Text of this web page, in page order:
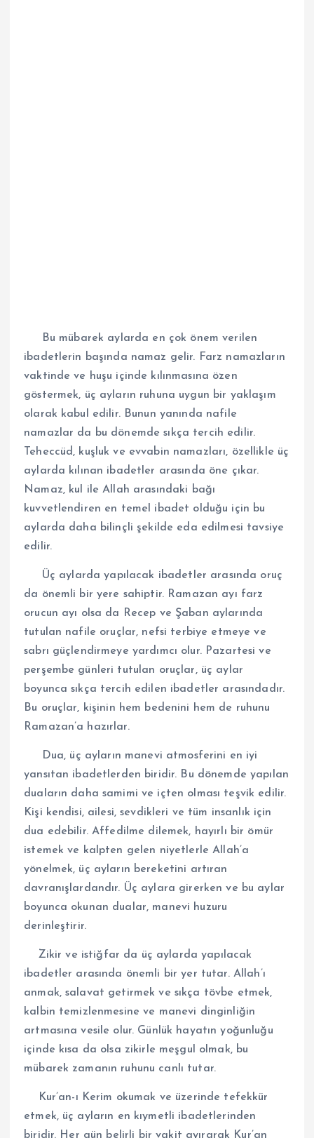
Bu mübarek aylarda en çok önem verilen
ibadetlerin başında namaz gelir. Farz namazların
vaktinde ve huşu içinde kılınmasına özen
göstermek, üç ayların ruhuna uygun bir yaklaşım
olarak kabul edilir. Bunun yanında nafile
namazlar da bu dönemde sıkça tercih edilir.
Teheccüd, kuşluk ve evvabin namazları, özellikle üç
aylarda kılınan ibadetler arasında öne çıkar.
Namaz, kul ile Allah arasındaki bağı
kuvvetlendiren en temel ibadet olduğu için bu
aylarda daha bilinçli şekilde eda edilmesi tavsiye
edilir.
Üç aylarda yapılacak ibadetler arasında oruç
da önemli bir yere sahiptir. Ramazan ayı farz
orucun ayı olsa da Recep ve Şaban aylarında
tutulan nafile oruçlar, nefsi terbiye etmeye ve
sabrı güçlendirmeye yardımcı olur. Pazartesi ve
perşembe günleri tutulan oruçlar, üç aylar
boyunca sıkça tercih edilen ibadetler arasındadır.
Bu oruçlar, kişinin hem bedenini hem de ruhunu
Ramazan’a hazırlar.
Dua, üç ayların manevi atmosferini en iyi
yansıtan ibadetlerden biridir. Bu dönemde yapılan
duaların daha samimi ve içten olması teşvik edilir.
Kişi kendisi, ailesi, sevdikleri ve tüm insanlık için
dua edebilir. Affedilme dilemek, hayırlı bir ömür
istemek ve kalpten gelen niyetlerle Allah’a
yönelmek, üç ayların bereketini artıran
davranışlardandır. Üç aylara girerken ve bu aylar
boyunca okunan dualar, manevi huzuru
derinleştirir.
Zikir ve istiğfar da üç aylarda yapılacak
ibadetler arasında önemli bir yer tutar. Allah’ı
anmak, salavat getirmek ve sıkça tövbe etmek,
kalbin temizlenmesine ve manevi dinginliğin
artmasına vesile olur. Günlük hayatın yoğunluğu
içinde kısa da olsa zikirle meşgul olmak, bu
mübarek zamanın ruhunu canlı tutar.
Kur’an-ı Kerim okumak ve üzerinde tefekkür
etmek, üç ayların en kıymetli ibadetlerinden
biridir. Her gün belirli bir vakit ayırarak Kur’an